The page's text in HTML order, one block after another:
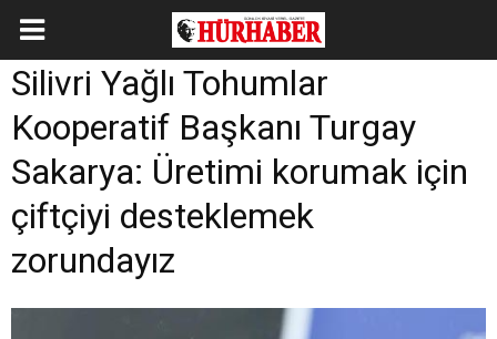
Silivri Yağlı Tohumlar
Kooperatif Başkanı Turgay
Sakarya: Üretimi korumak için
çiftçiyi desteklemek
zorundayız